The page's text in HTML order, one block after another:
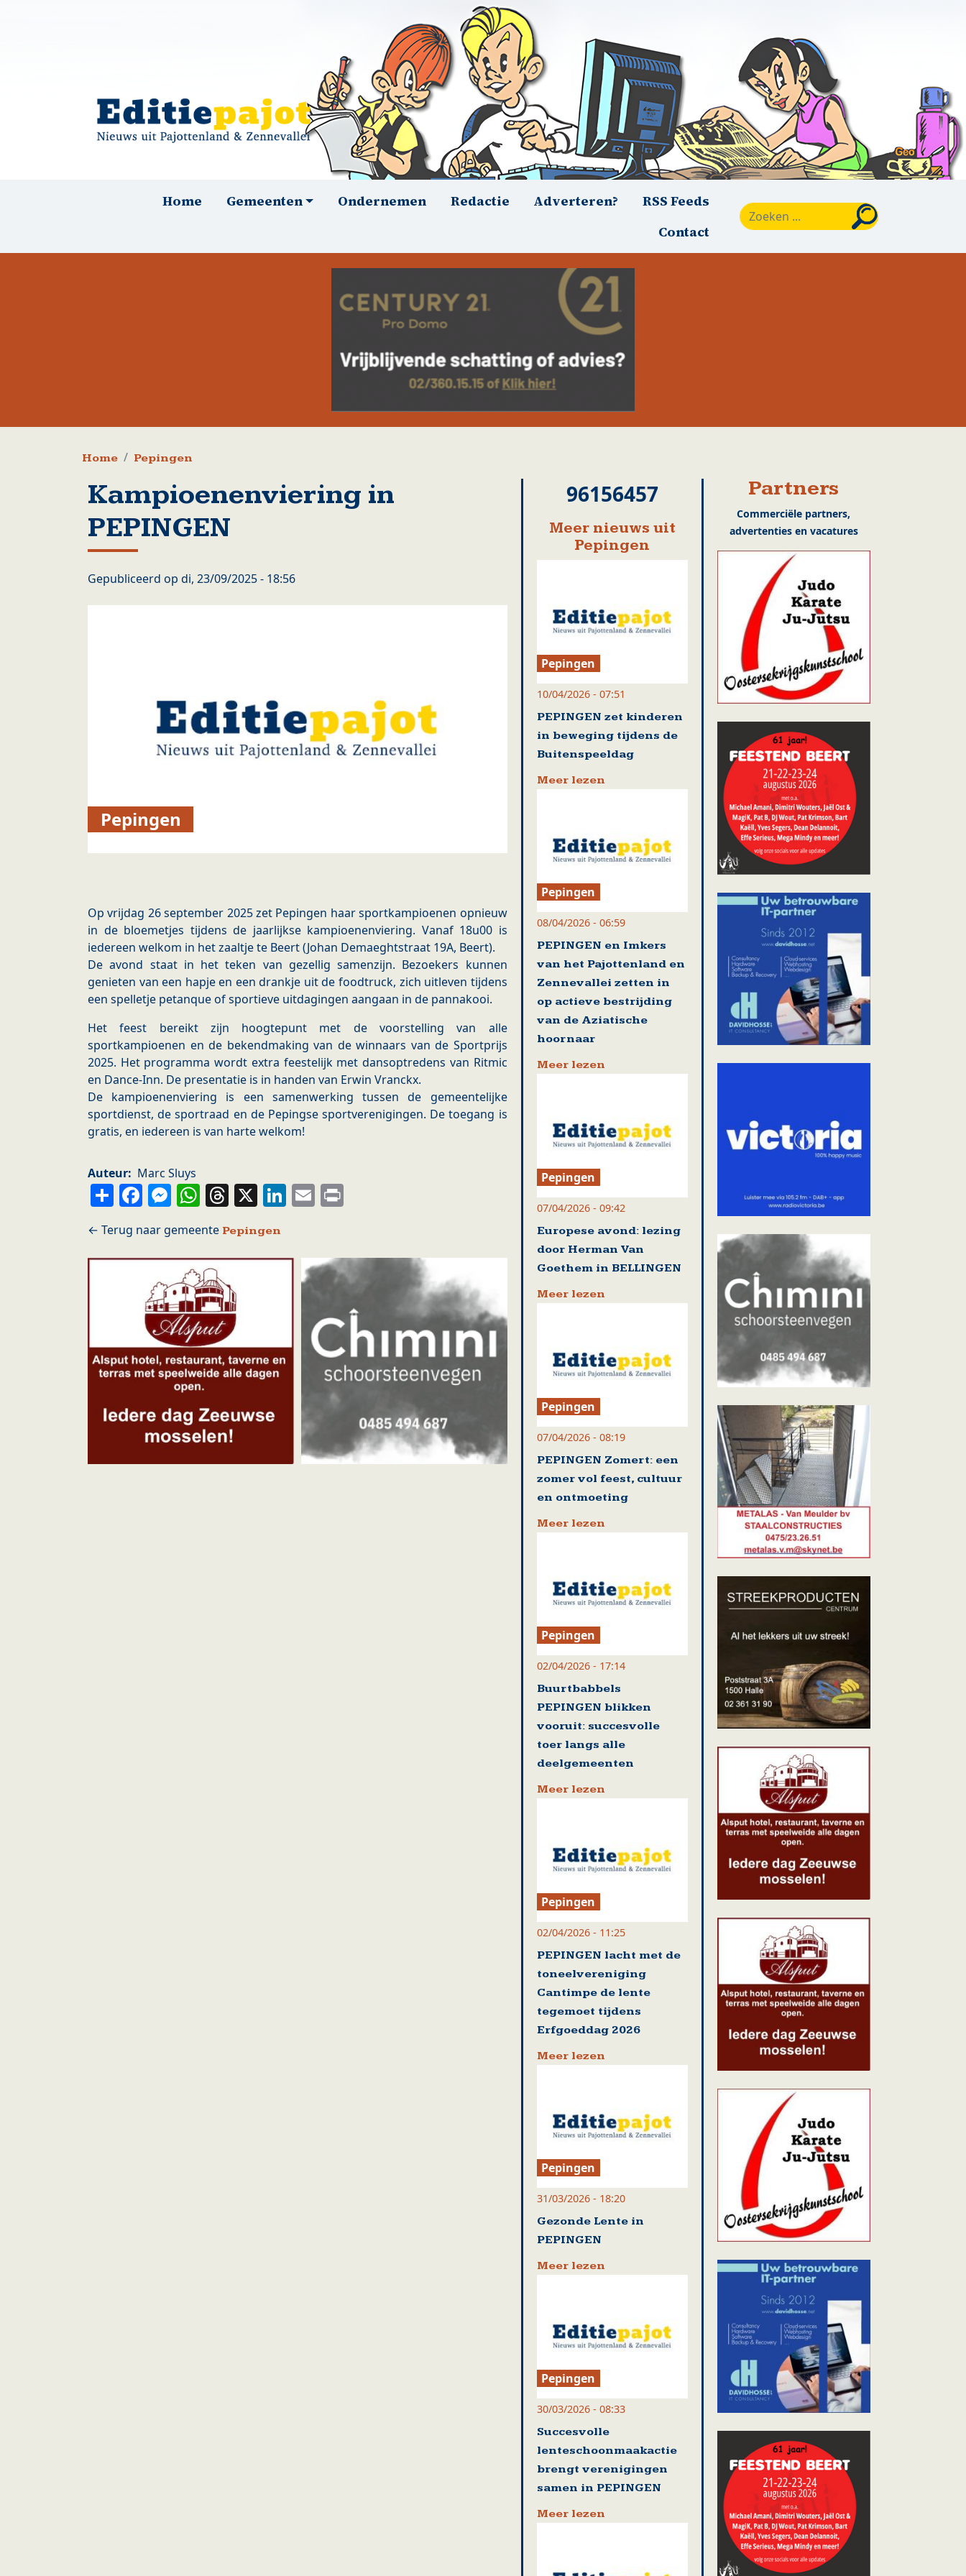
HoofdnavigatieHome Gemeenten Ondernemen Redactie Adverteren?
RSS Feeds
Contact
Kruimelpad
Home Pepingen
Kampioenenviering in
PEPINGEN
Gepubliceerd op di, 23/09/2025 - 18:56
Pepingen
Op vrijdag 26 september 2025 zet Pepingen haar sportkampioenen opnieuw
in de bloemetjes tijdens de jaarlijkse kampioenenviering. Vanaf 18u00 is
iedereen welkom in het zaaltje te Beert (Johan Demaeghtstraat 19A, Beert).
De avond staat in het teken van gezellig samenzijn. Bezoekers kunnen
genieten van een hapje en een drankje uit de foodtruck, zich uitleven tijdens
een spelletje petanque of sportieve uitdagingen aangaan in de pannakooi.
Het feest bereikt zijn hoogtepunt met de voorstelling van alle
sportkampioenen en de bekendmaking van de winnaars van de Sportprijs
2025. Het programma wordt extra feestelijk met dansoptredens van Ritmic
en Dance-Inn. De presentatie is in handen van Erwin Vranckx.
De kampioenenviering is een samenwerking tussen de gemeentelijke
sportdienst, de sportraad en de Pepingse sportverenigingen. De toegang is
gratis, en iedereen is van harte welkom!
Auteur Marc Sluys
ShareFacebook
Messenger
WhatsApp
Threads
X LinkedIn
Email
Pepingen
96156457
Meer nieuws uit
Pepingen
Pepingen
10/04/2026 - 07:51
PEPINGEN zet kinderen
in beweging tijdens de
Buitenspeeldag
Meer lezen
Pepingen
08/04/2026 - 06:59
PEPINGEN en Imkers
van het Pajottenland en
Zennevallei zetten in
op actieve bestrijding
van de Aziatische
hoornaar
Meer lezen
Pepingen
07/04/2026 - 09:42
Europese avond: lezing
door Herman Van
Goethem in BELLINGEN
Meer lezen
Pepingen
07/04/2026 - 08:19
PEPINGEN Zomert: een
zomer vol feest, cultuur
en ontmoeting
Meer lezen
Pepingen
02/04/2026 - 17:14
Buurtbabbels
PEPINGEN blikken
vooruit: succesvolle
toer langs alle
deelgemeenten
Meer lezen
Pepingen
02/04/2026 - 11:25
PEPINGEN lacht met de
toneelvereniging
Cantimpe de lente
tegemoet tijdens
Erfgoeddag 2026
Meer lezen
Pepingen
31/03/2026 - 18:20
Gezonde Lente in
PEPINGEN
Meer lezen
Pepingen
30/03/2026 - 08:33
Succesvolle
lenteschoonmaakactie
brengt verenigingen
samen in PEPINGEN
Meer lezen
Partners
Commerciële partners,
advertenties en vacatures